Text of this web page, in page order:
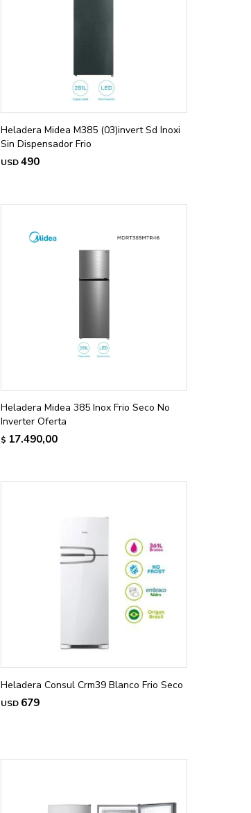
Heladera Midea M385 (03)invert Sd Inoxi
Sin Dispensador Frio
USD 490
Heladera Midea 385 Inox Frio Seco No
Inverter Oferta
$ 17.490,00
Heladera Consul Crm39 Blanco Frio Seco
USD 679